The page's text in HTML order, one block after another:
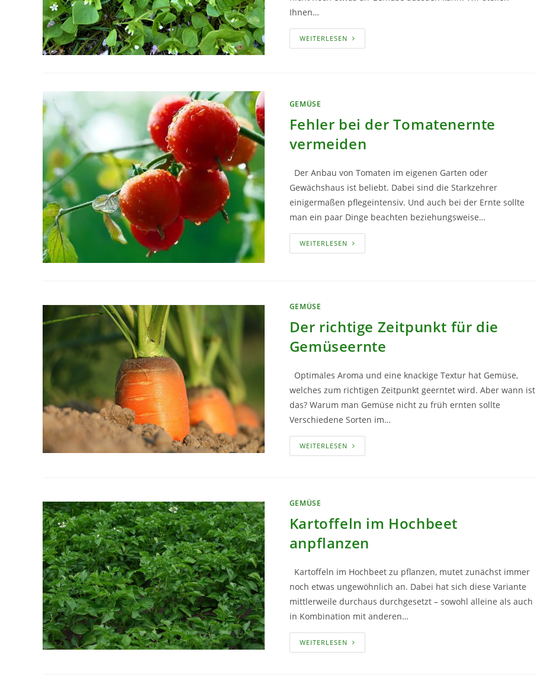
Ihnen…
WEITERLESENDIESES
GEMÜSE
GEMÜSE
Fehler bei der Tomatenernte
vermeiden
Der Anbau von Tomaten im eigenen Garten oder
Gewächshaus ist beliebt. Dabei sind die Starkzehrer
einigermaßen pflegeintensiv. Und auch bei der Ernte sollte
man ein paar Dinge beachten beziehungsweise…
WEITERLESENFEHLER
BEI
GEMÜSE
Der richtige Zeitpunkt für die
Gemüseernte
Optimales Aroma und eine knackige Textur hat Gemüse,
welches zum richtigen Zeitpunkt geerntet wird. Aber wann ist
das? Warum man Gemüse nicht zu früh ernten sollte
Verschiedene Sorten im…
WEITERLESENDER
RICHTIGE
GEMÜSE
Kartoffeln im Hochbeet
anpflanzen
Kartoffeln im Hochbeet zu pflanzen, mutet zunächst immer
noch etwas ungewöhnlich an. Dabei hat sich diese Variante
mittlerweile durchaus durchgesetzt – sowohl alleine als auch
in Kombination mit anderen…
WEITERLESENKARTOFFELN
IM